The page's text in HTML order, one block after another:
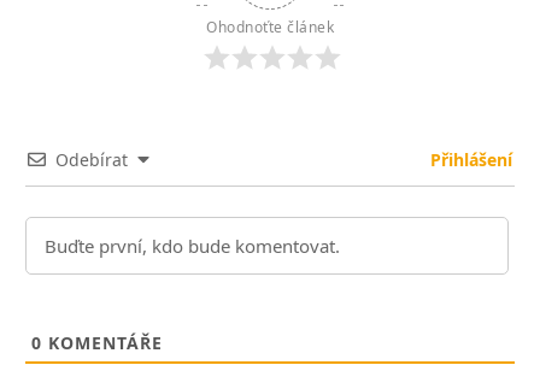
Ohodnoťte článek
Odebírat Přihlášení
0 KOMENTÁŘE